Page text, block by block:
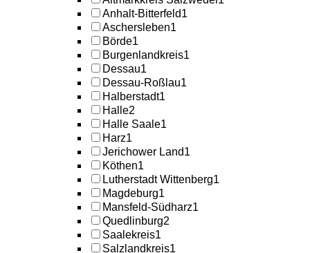
Anhalt-Bitterfeld1
Aschersleben1
Börde1
Burgenlandkreis1
Dessau1
Dessau-Roßlau1
Halberstadt1
Halle2
Halle Saale1
Harz1
Jerichower Land1
Köthen1
Lutherstadt Wittenberg1
Magdeburg1
Mansfeld-Südharz1
Quedlinburg2
Saalekreis1
Salzlandkreis1